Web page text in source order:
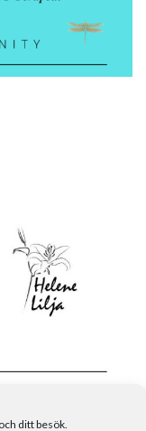
ditt besök.